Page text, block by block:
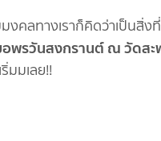
คลทางเราก็คิดว่าเป็นสิ่ง
อพรวันสงกรานต์ ณ วัดส
มมเลย!!